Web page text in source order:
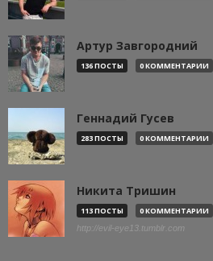
Артур Завгородний
136 ПОСТЫ 0 КОММЕНТАРИИ
Геннадий Гусев
283 ПОСТЫ 0 КОММЕНТАРИИ
Никита Тришин
113 ПОСТЫ 0 КОММЕНТАРИИ
http://evil-eye13.tumblr.com